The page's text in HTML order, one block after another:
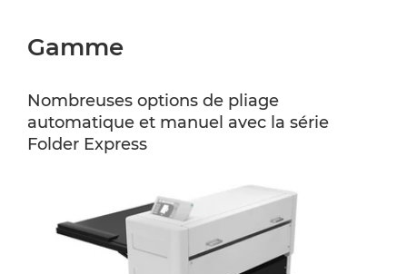
Gamme
Nombreuses options de pliage
automatique et manuel avec la série
Folder Express